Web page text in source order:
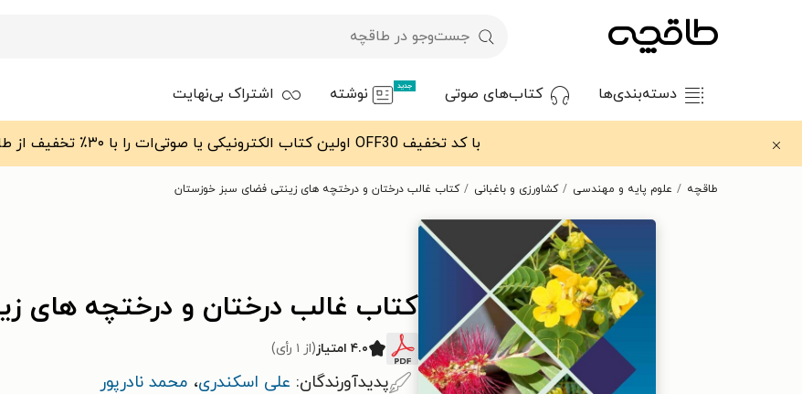
دسته‌بندی‌ها کتاب‌های صوتی جدید نوشته اشتراک بی‌نهایت
با کد تخفیف OFF30 اولین کتاب الکترونیکی یا صوتی‌ات را با ۳۰٪ تخفیف از طاقچه دریافت کن.
طاقچه علوم پایه و مهندسی کشاورزی و باغبانی کتاب غالب درختان و درختچه های زینتی فضای سبز خوزستان
کتاب غالب درختان و درختچه های
۴.۰ امتیاز (از ۱ رأی)
پدیدآورندگان: علی اسکندری، محمد نادرپور